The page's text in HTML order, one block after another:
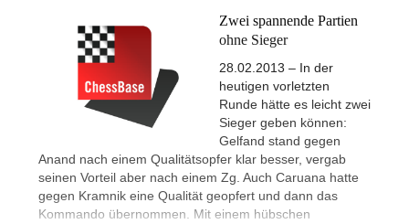
Zwei spannende Partien
ohne Sieger
28.02.2013 – In der
heutigen vorletzten
Runde hätte es leicht zwei
Sieger geben können:
Gelfand stand gegen
Anand nach einem Qualitätsopfer klar besser, vergab
seinen Vorteil aber nach einem Zg. Auch Caruana hatte
gegen Kramnik eine Qualität geopfert und dann das
Kommando übernommen. Mit einem hübschen